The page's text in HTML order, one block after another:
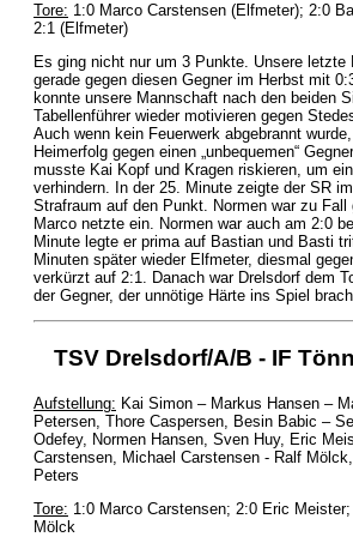
Tore: 1:0 Marco Carstensen (Elfmeter); 2:0
2:1 (Elfmeter)
Es ging nicht nur um 3 Punkte. Unsere letzte
gerade gegen diesen Gegner im Herbst mit
konnte unsere Mannschaft nach den beiden
Tabellenführer wieder motivieren gegen
Auch wenn kein Feuerwerk abgebrannt
Heimerfolg gegen einen „unbequemen“
musste Kai Kopf und Kragen riskieren, um
verhindern. In der 25. Minute zeigte der SR
Strafraum auf den Punkt. Normen war zu Fall
Marco netzte ein. Normen war auch am 2:0
Minute legte er prima auf Bastian und Basti
Minuten später wieder Elfmeter, diesmal
verkürzt auf 2:1. Danach war Drelsdorf dem
der Gegner, der unnötige Härte ins Spiel
TSV Drelsdorf/A/B - IF
Aufstellung: Kai Simon – Markus Hansen –
Petersen, Thore Caspersen, Besin Babic –
Odefey, Normen Hansen, Sven Huy, Eric
Carstensen, Michael Carstensen - Ralf
Peters
Tore: 1:0 Marco Carstensen; 2:0 Eric
Mölck